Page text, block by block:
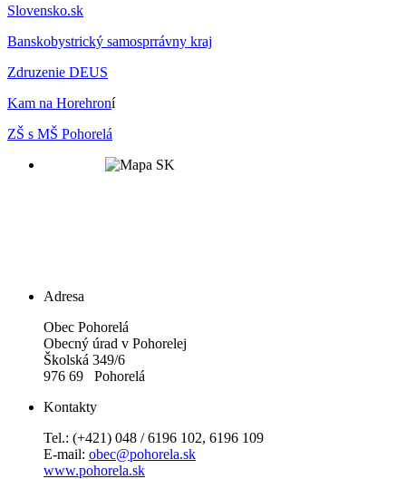
Slovensko.sk
Banskobystrický samosprrávny kraj
Zdruzenie DEUS
Kam na Horehroní
ZŠ s MŠ Pohorelá
Adresa
Obec Pohorelá
Obecný úrad v Pohorelej
Školská 349/6
976 69 Pohorelá
Kontakty
Tel.: (+421) 048 / 6196 102, 6196 109
E-mail: obec@pohorela.sk
www.pohorela.sk